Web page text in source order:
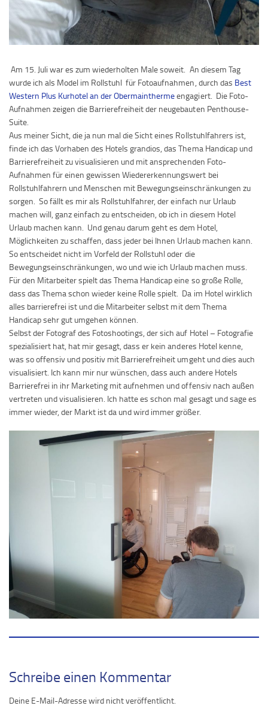
Am 15. Juli war es zum wiederholten Male soweit. An diesem Tag
wurde ich als Model im Rollstuhl für Fotoaufnahmen, durch das Best
Western Plus Kurhotel an der Obermainthermeengagiert. Die Foto-
Aufnahmen zeigen die Barrierefreiheit der neugebauten Penthouse-
Suite.
Aus meiner Sicht, die ja nun mal die Sicht eines Rollstuhlfahrers ist,
finde ich das Vorhaben des Hotels grandios, das Thema Handicap und
Barrierefreiheit zu visualisieren und mit ansprechenden Foto-
Aufnahmen für einen gewissen Wiedererkennungswert bei
Rollstuhlfahrern und Menschen mit Bewegungseinschränkungen zu
sorgen. So fällt es mir als Rollstuhlfahrer, der einfach nur Urlaub
machen will, ganz einfach zu entscheiden, ob ich in diesem Hotel
Urlaub machen kann. Und genau darum geht es dem Hotel,
Möglichkeiten zu schaffen, dass jeder bei Ihnen Urlaub machen kann.
So entscheidet nicht im Vorfeld der Rollstuhl oder die
Bewegungseinschränkungen, wo und wie ich Urlaub machen muss.
Für den Mitarbeiter spielt das Thema Handicap eine so große Rolle,
dass das Thema schon wieder keine Rolle spielt. Da im Hotel wirklich
alles barrierefrei ist und die Mitarbeiter selbst mit dem Thema
Handicap sehr gut umgehen können.
Selbst der Fotograf des Fotoshootings, der sich auf Hotel – Fotografie
spezialisiert hat, hat mir gesagt, dass er kein anderes Hotel kenne,
was so offensiv und positiv mit Barrierefreiheit umgeht und dies auch
visualisiert. Ich kann mir nur wünschen, dass auch andere Hotels
Barrierefrei in ihr Marketing mit aufnehmen und offensiv nach außen
vertreten und visualisieren. Ich hatte es schon mal gesagt und sage es
immer wieder, der Markt ist da und wird immer größer.
Schreibe einen Kommentar
Deine E-Mail-Adresse wird nicht veröffentlicht.